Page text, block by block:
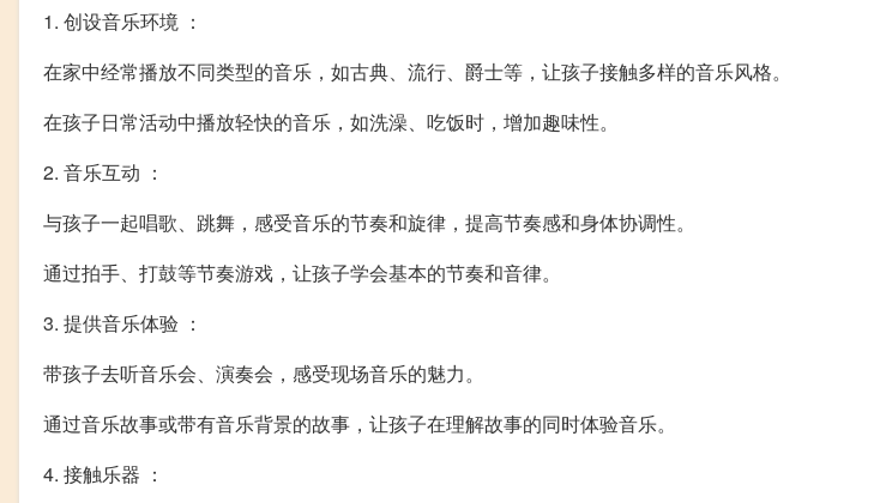
1. 创设音乐环境 ：
在家中经常播放不同类型的音乐，如古典、流行、爵士等，让孩子接触多样的音乐风格。
在孩子日常活动中播放轻快的音乐，如洗澡、吃饭时，增加趣味性。
2. 音乐互动 ：
与孩子一起唱歌、跳舞，感受音乐的节奏和旋律，提高节奏感和身体协调性。
通过拍手、打鼓等节奏游戏，让孩子学会基本的节奏和音律。
3. 提供音乐体验 ：
带孩子去听音乐会、演奏会，感受现场音乐的魅力。
通过音乐故事或带有音乐背景的故事，让孩子在理解故事的同时体验音乐。
4. 接触乐器 ：